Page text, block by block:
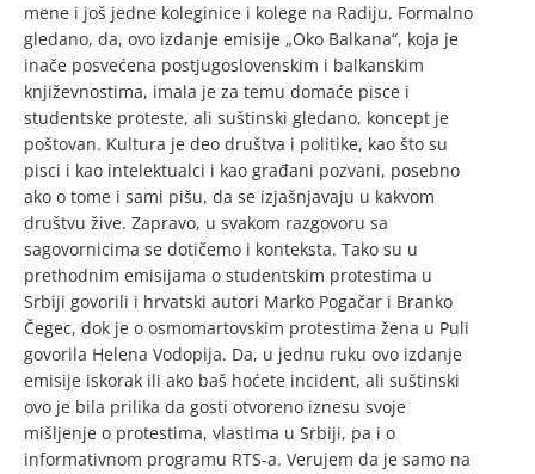
mene i još jedne koleginice i kolege na Radiju. Formalno
gledano, da, ovo izdanje emisije „Oko Balkana“, koja je
inače posvećena postjugoslovenskim i balkanskim
književnostima, imala je za temu domaće pisce i
studentske proteste, ali suštinski gledano, koncept je
poštovan. Kultura je deo društva i politike, kao što su
pisci i kao intelektualci i kao građani pozvani, posebno
ako o tome i sami pišu, da se izjašnjavaju u kakvom
društvu žive. Zapravo, u svakom razgovoru sa
sagovornicima se dotičemo i konteksta. Tako su u
prethodnim emisijama o studentskim protestima u
Srbiji govorili i hrvatski autori Marko Pogačar i Branko
Čegec, dok je o osmomartovskim protestima žena u Puli
govorila Helena Vodopija. Da, u jednu ruku ovo izdanje
emisije iskorak ili ako baš hoćete incident, ali suštinski
ovo je bila prilika da gosti otvoreno iznesu svoje
mišljenje o protestima, vlastima u Srbiji, pa i o
informativnom programu RTS-a. Verujem da je samo na